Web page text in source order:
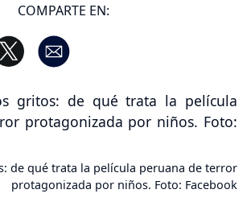
COMPARTE EN:
de qué trata la película peruana de terror
protagonizada por niños. Foto: Facebook